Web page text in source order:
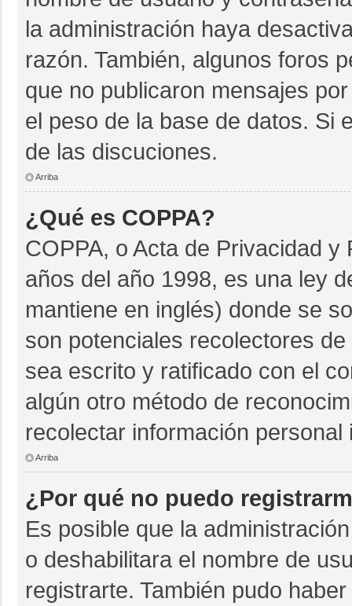
la administración haya
razón. También, algunos foros
que no publicaron mensajes
el peso de la base de datos. Si
de las discuciones.
Arriba
¿Qué es COPPA?
COPPA, o Acta de Privacidad
años del año 1998, es una ley
mantiene en inglés) donde se
son potenciales recolectores
sea escrito y ratificado con el
algún otro método de
recolectar información
Arriba
¿Por qué no puedo
Es posible que la
o deshabilitara el nombre de
registrarte. También pudo